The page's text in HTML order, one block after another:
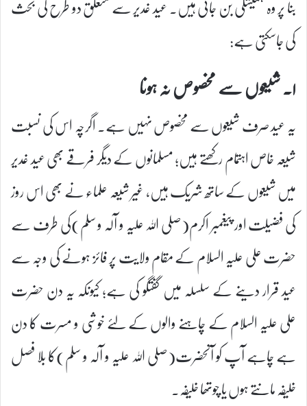
کی جاسکتی ہے:
۱۔ شیعوں سے مخصوص نہ ہونا
یہ عید صرف شیعوں سے مخصوص نہیں ہے۔ اگرچہ اس کی نسبت
شیعہ خاص اہتمام رکھتے ہیں؛ مسلمانوں کے دیگر فرقے بھی عید غدیر
میں شیعوں کے ساتھ شریک ہیں، غیر شیعہ علماء نے بھی اس روز
کی فضیلت اور پیغمبر اکرم(صلی اللہ علیہ و آلہ و سلم)کی طرف سے
حضرت علی علیہ السلام کے مقام ولایت پر فائز ہونے کی وجہ سے
عید قرار دینے کے سلسلہ میں گفتگو کی ہے؛ کیونکہ یہ دن حضرت
علی علیہ السلام کے چاہنے والوں کے لئے خوشی و مسرت کا دن
ہے چاہے آپ کو آنحضرت(صلی اللہ علیہ و آلہ و سلم)کا بلا فصل
خلیفہ مانتے ہوں یا چوتھا خلیفہ۔